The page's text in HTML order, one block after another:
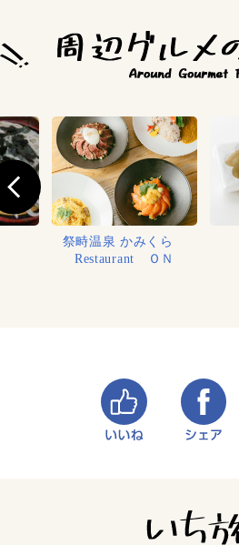
祭畤温泉 かみくら
Restaurant ＯＮ